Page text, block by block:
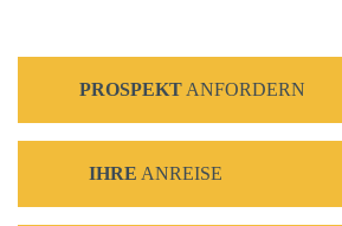
PROSPEKT ANFORDERN
IHRE ANREISE